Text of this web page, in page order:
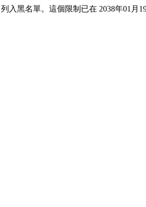
列入黑名單。這個限制已在 2038年01月